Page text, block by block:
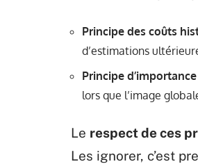
Principe des coûts
d’estimations
Principe
lors que l’image
Le respect de ces
Les ignorer, c’est